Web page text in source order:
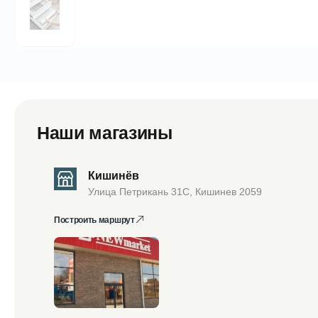
Наши магазины
Кишинёв
Улица Петрикань 31С, Кишинев 2059
Построить маршрут